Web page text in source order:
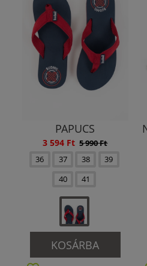
PAPUCS
3 594 Ft 5 990 Ft
36
37 38
39
40
41
KOSÁRBA